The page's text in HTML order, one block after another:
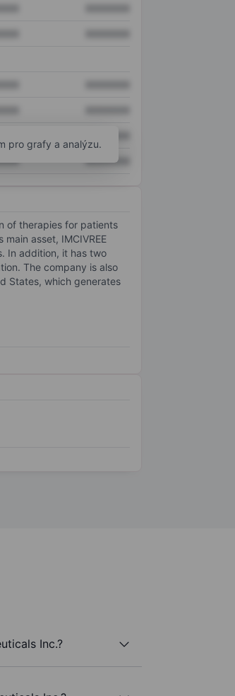
XXXXXXX
pro grafy a analýzu.
of therapies for patients
asset, IMCIVREE
In addition, it has two
The company is also
States, which generates
Inc.?